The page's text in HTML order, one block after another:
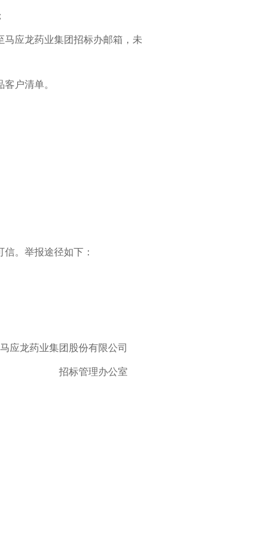
马应龙药业集团招标办邮箱，未
户清单。
。举报途径如下：
马应龙药业集团股份有限公司
招标管理办公室